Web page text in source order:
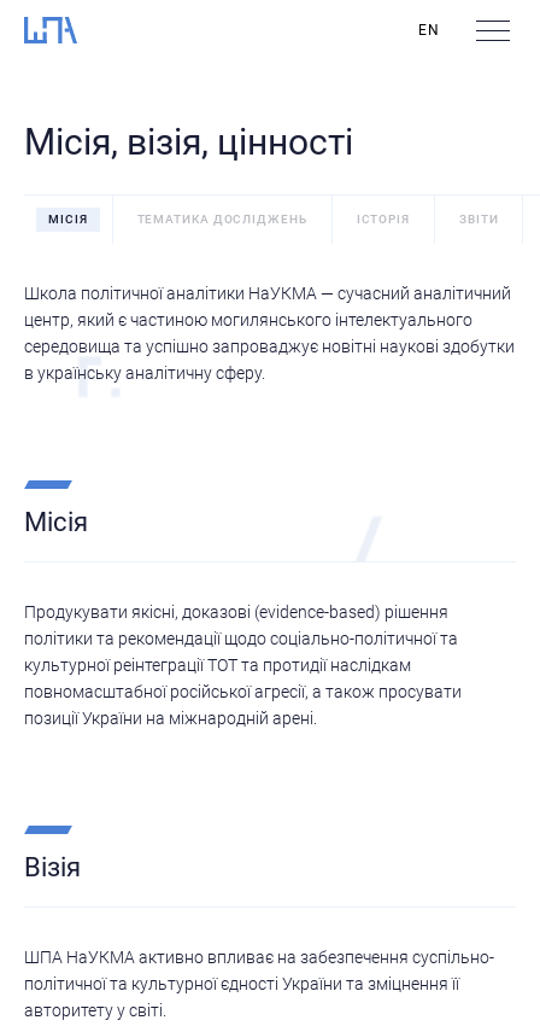
EN
Місія, візія, цінності
МІСІЯ ТЕМАТИКА ДОСЛІДЖЕНЬ ІСТОРІЯ ЗВІТИ
Школа політичної аналітики НаУКМА — сучасний аналітичний
центр, який є частиною могилянського інтелектуального
середовища та успішно запроваджує новітні наукові здобутки
в українську аналітичну сферу.
Місія
Продукувати якісні, доказові (evidence-based) рішення
політики та рекомендації щодо соціально-політичної та
культурної реінтеграції ТОТ та протидії наслідкам
повномасштабної російської агресії, а також просувати
позиції України на міжнародній арені.
Візія
ШПА НаУКМА активно впливає на забезпечення суспільно-
політичної та культурної єдності України та зміцнення її
авторитету у світі.